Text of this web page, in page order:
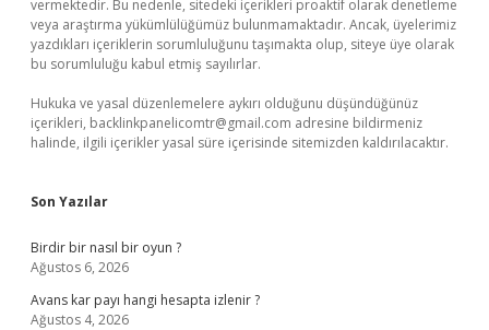
vermektedir. Bu nedenle, sitedeki içerikleri proaktif olarak denetleme
veya araştırma yükümlülüğümüz bulunmamaktadır. Ancak, üyelerimiz
yazdıkları içeriklerin sorumluluğunu taşımakta olup, siteye üye olarak
bu sorumluluğu kabul etmiş sayılırlar.
Hukuka ve yasal düzenlemelere aykırı olduğunu düşündüğünüz
içerikleri, backlinkpanelicomtr@gmail.com adresine bildirmeniz
halinde, ilgili içerikler yasal süre içerisinde sitemizden kaldırılacaktır.
Son Yazılar
Birdir bir nasıl bir oyun ?
Ağustos 6, 2026
Avans kar payı hangi hesapta izlenir ?
Ağustos 4, 2026